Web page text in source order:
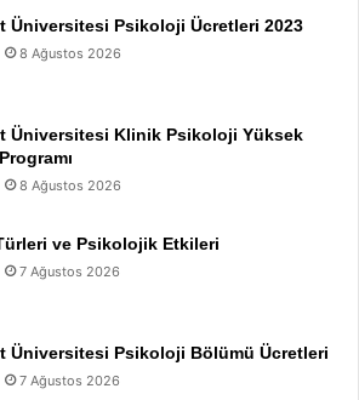
Üniversitesi Psikoloji Ücretleri 2023
8 Ağustos 2026
Üniversitesi Klinik Psikoloji Yüksek
8 Ağustos 2026
ve Psikolojik Etkileri
7 Ağustos 2026
Üniversitesi Psikoloji Bölümü Ücretleri
7 Ağustos 2026